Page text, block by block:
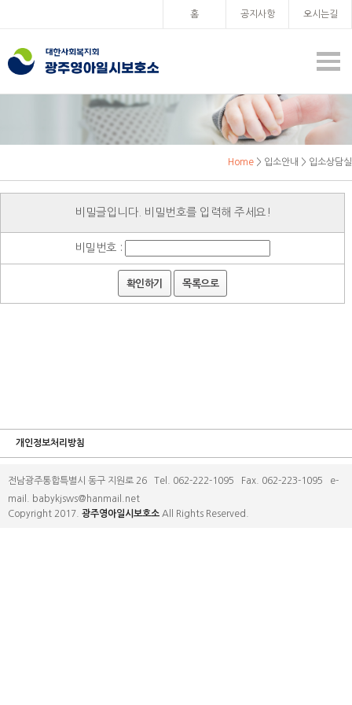
홈 공지사항 오시는길
Home > 입소안내 > 입소상담실
비밀글입니다. 비밀번호를 입력해 주세요!
비밀번호 :
확인하기 목록으로
개인정보처리방침
전남광주통합특별시 동구 지원로 26 Tel. 062-222-1095 Fax. 062-223-1095 e-
mail. babykjsws@hanmail.net
Copyright 2017. 광주영아일시보호소 All Rights Reserved.